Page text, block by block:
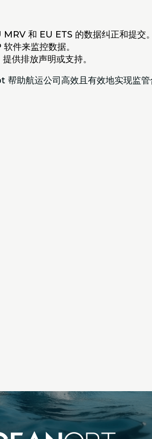
和 EU ETS 的数据纠正和提交。
件来监控数据。
供排放声明或支持。
助航运公司高效且有效地实现监管